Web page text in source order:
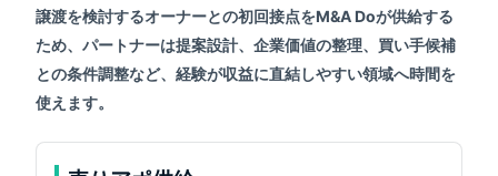
譲渡を検討するオーナーとの初回接点をM&A Doが供給する
ため、パートナーは提案設計、企業価値の整理、買い手候補
との条件調整など、経験が収益に直結しやすい領域へ時間を
使えます。